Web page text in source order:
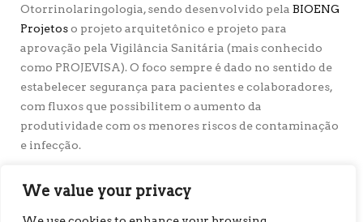
We value your privacy
Otorrinolaringologia, sendo desenvolvido pela BIOENG
Projetoso projeto arquitetônico e projeto para
aprovação pela Vigilância Sanitária (mais conhecido
como PROJEVISA). O foco sempre é dado no sentido de
estabelecer segurança para pacientes e colaboradores,
com fluxos que possibilitem o aumento da
produtividade com os menores riscos de contaminação
e infecção.
Município:Curitiba, PR – Brasil
Área Aproximada (m²):
Conceito / Histórico:Clínica de Urologia e